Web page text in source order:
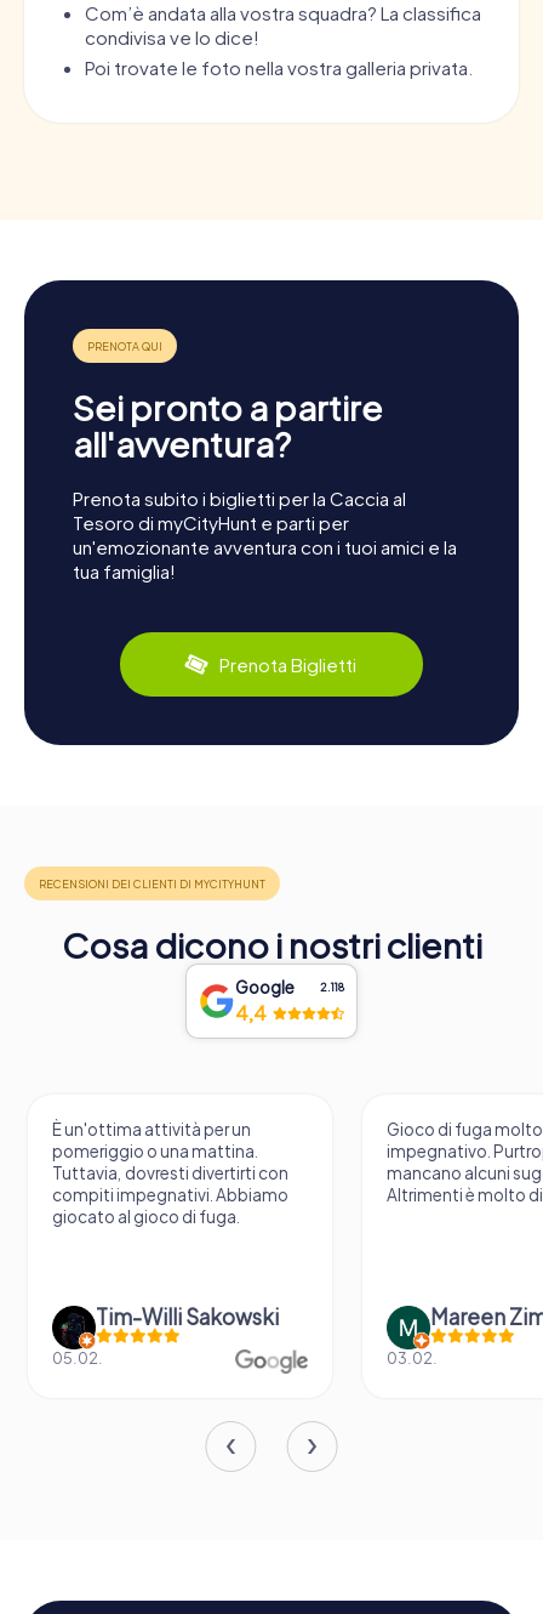
Com’è andata alla vostra squadra? La classifica
condivisa ve lo dice!
Poi trovate le foto nella vostra galleria privata.
Sei pronto a partire
all'avventura?
Prenota subito i biglietti per la Caccia al
Tesoro di myCityHunt e parti per
un'emozionante avventura con i tuoi amici e la
tua famiglia!
Prenota Biglietti
Cosa dicono i nostri clienti
Google 2.118
4,4
È un'ottima attività per un
pomeriggio o una mattina.
Tuttavia, dovresti divertirti con
compiti impegnativi. Abbiamo
giocato al gioco di fuga.
Tim-Willi Sakowski
05.02.
Gioco di fuga molto
impegnativo.
mancano alcuni
Altrimenti è molto
Mareen
03.02.